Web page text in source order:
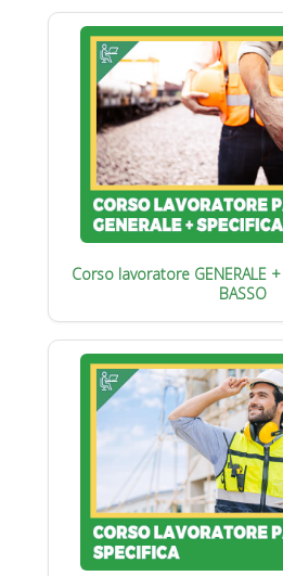
Corso lavoratore GENERALE +
BASSO